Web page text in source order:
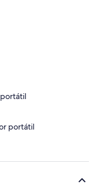
portátil